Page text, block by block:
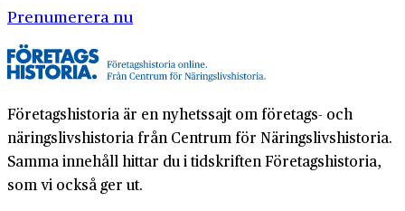
Prenumerera nu
Företagshistoria är en nyhetssajt om företags- och
näringslivshistoria från Centrum för Näringslivshistoria.
Samma innehåll hittar du i tidskriften Företagshistoria,
som vi också ger ut.